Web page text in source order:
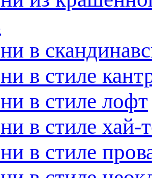
в
в стиле
в стиле лофт
в стиле хай-
в стиле